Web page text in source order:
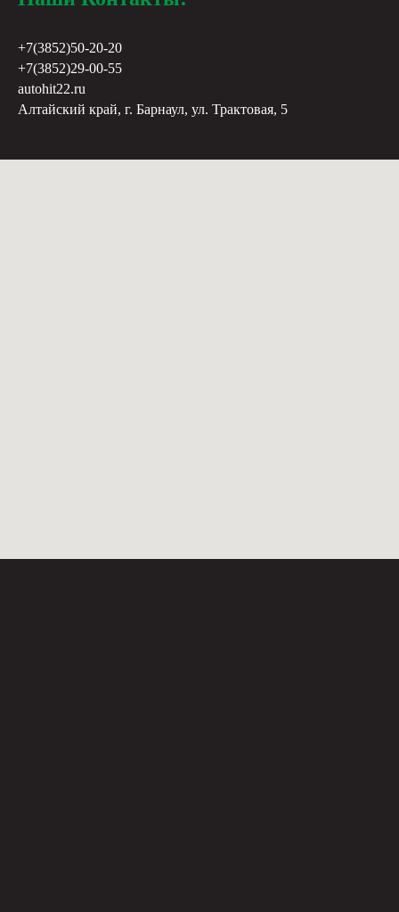
+7(3852)50-20-20
+7(3852)29-00-55
autohit22.ru
Алтайский край, г. Барнаул, ул. Трактовая, 5